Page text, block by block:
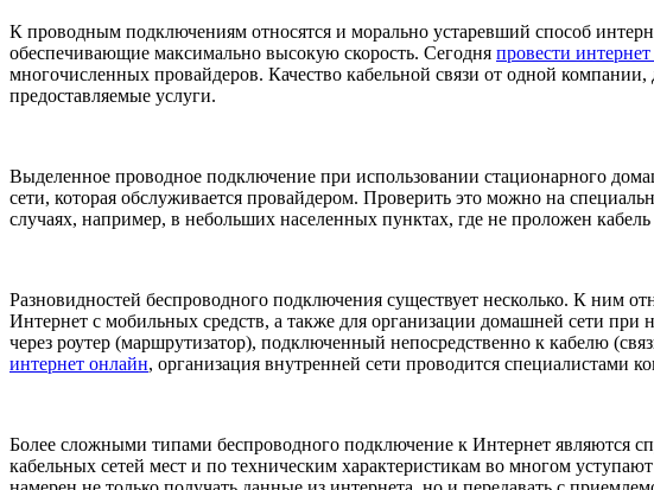
К проводным подключениям относятся и морально устаревший способ
обеспечивающие максимально высокую скорость. Сегодня провести
многочисленных провайдеров. Качество кабельной связи от одной
предоставляемые услуги.
Выделенное проводное подключение при использовании стационарного
сети, которая обслуживается провайдером. Проверить это можно на
случаях, например, в небольших населенных пунктах, где не проложен
Разновидностей беспроводного подключения существует несколько. К ним
Интернет с мобильных средств, а также для организации домашней сети
через роутер (маршрутизатор), подключенный непосредственно к кабелю
интернет онлайн, организация внутренней сети проводится специалистами
Более сложными типами беспроводного подключение к Интернет являются
кабельных сетей мест и по техническим характеристикам во многом